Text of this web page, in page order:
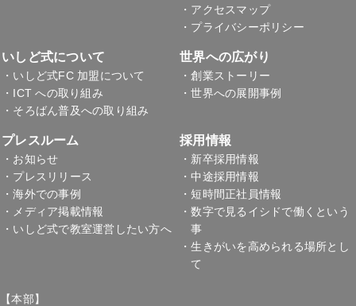
・アクセスマップ
・プライバシーポリシー
いしど式について
・いしど式FC 加盟について
・ICT への取り組み
・そろばん普及への取り組み
世界への広がり
・創業ストーリー
・世界への展開事例
プレスルーム
・お知らせ
・プレスリリース
・海外での事例
・メディア掲載情報
・いしど式で教室運営 したい方へ
採用情報
・新卒採用情報
・中途採用情報
・短時間正社員情報
・数字で見るイシドで働くという
事
・生きがいを高められる場所とし
て
【本部】